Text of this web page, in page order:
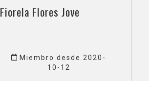
Fiorela Flores Jove
Miembro desde 2020-
10-12